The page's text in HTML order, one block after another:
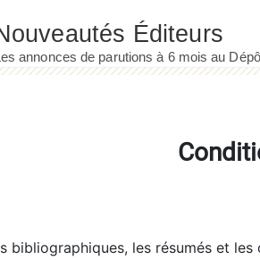
bibliographiques, les résumés et